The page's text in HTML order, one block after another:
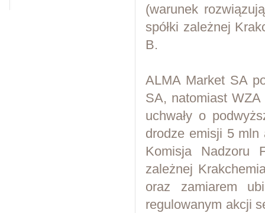
(warunek
spółki zależnej
B.
ALMA Market SA
SA, natomiast
uchwały o
drodze emisji 5
Komisja Nadzoru
zależnej
oraz zamiarem
regulowanym akcji